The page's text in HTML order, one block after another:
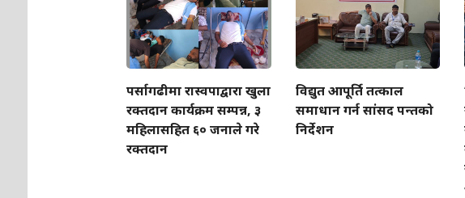
पर्सागढीमा रास्वपाद्वारा खुला
रक्तदान कार्यक्रम सम्पन्न, ३
महिलासहित ६० जनाले गरे
रक्तदान
विद्युत आपूर्ति तत्काल
समाधान गर्न सांसद पन्तको
निर्देशन